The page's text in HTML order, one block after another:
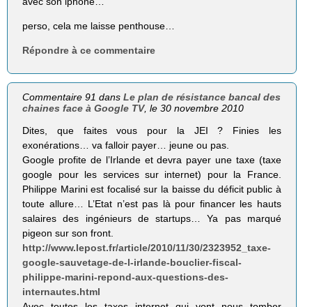
perso, cela me laisse penthouse…
Répondre à ce commentaire
Commentaire 91 dansLe plan de résistance bancal des
chaines face à Google TV, le 30 novembre 2010
Dites, que faites vous pour la JEI ? Finies les
exonérations… va falloir payer… jeune ou pas.
Google profite de l’Irlande et devra payer une taxe (taxe
google pour les services sur internet) pour la France.
Philippe Marini est focalisé sur la baisse du déficit public à
toute allure… L’Etat n’est pas là pour financer les hauts
salaires des ingénieurs de startups… Ya pas marqué
pigeon sur son front.
http://www.lepost.fr/article/2010/11/30/2323952_taxe-
google-sauvetage-de-l-irlande-bouclier-fiscal-
philippe-marini-repond-aux-questions-des-
internautes.html